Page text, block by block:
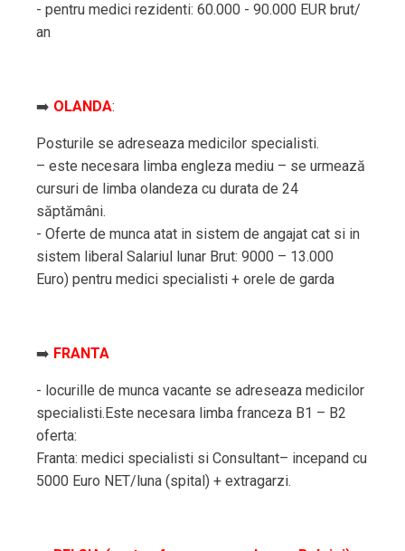
- pentru medici rezidenti: 60.000 - 90.000 EUR brut/
an
➡️ OLANDA:
Posturile se adreseaza medicilor specialisti.
– este necesara limba engleza mediu – se urmează
cursuri de limba olandeza cu durata de 24
săptămâni.
- Oferte de munca atat in sistem de angajat cat si in
sistem liberal Salariul lunar Brut: 9000 – 13.000
Euro) pentru medici specialisti + orele de garda
➡️ FRANTA
- locurille de munca vacante se adreseaza medicilor
specialisti.Este necesara limba franceza B1 – B2
oferta:
Franta: medici specialisti si Consultant– incepand cu
5000 Euro NET/luna (spital) + extragarzi.